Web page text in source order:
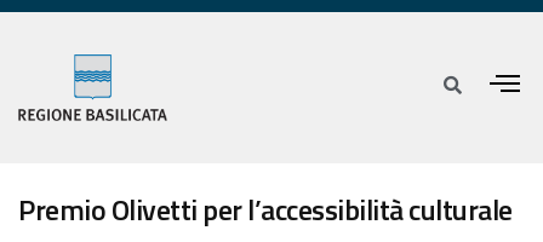
Premio Olivetti per l’accessibilità culturale